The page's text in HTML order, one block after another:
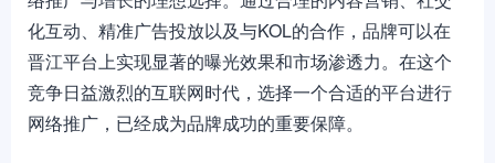
化互动、精准广告投放以及与KOL的合作，品牌可以在
晋江平台上实现显著的曝光效果和市场渗透力。在这个
竞争日益激烈的互联网时代，选择一个合适的平台进行
网络推广，已经成为品牌成功的重要保障。